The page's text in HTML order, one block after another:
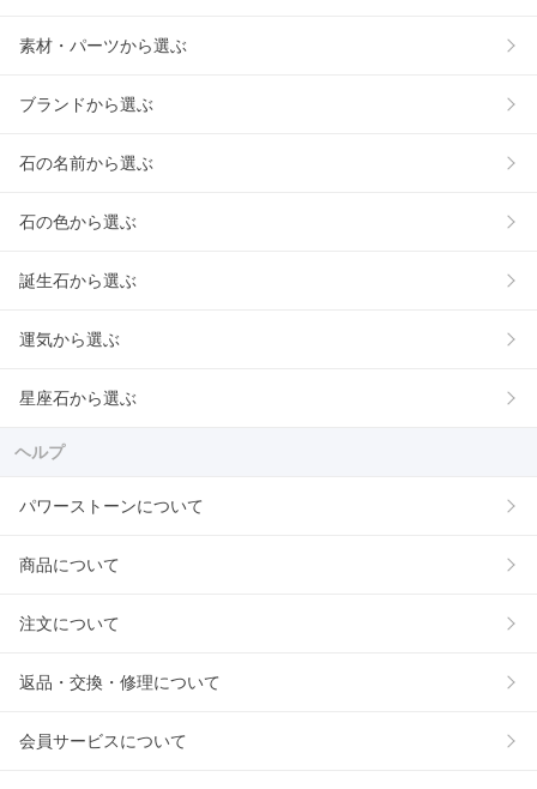
素材・パーツから選ぶ
ブランドから選ぶ
石の名前から選ぶ
石の色から選ぶ
誕生石から選ぶ
運気から選ぶ
星座石から選ぶ
ヘルプ
パワーストーンについて
商品について
注文について
返品・交換・修理について
会員サービスについて